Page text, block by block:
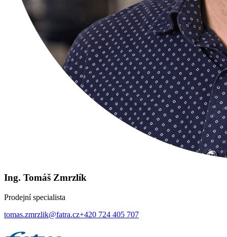
Ing. Tomáš Zmrzlík
Prodejní specialista
tomas.zmrzlik@fatra.cz+420 724 405 707